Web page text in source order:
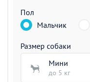
Пол
Мальчик
Размер собаки
Мини
до 5 кг